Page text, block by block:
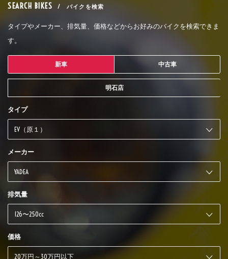
SEARCH BIKES / バイクを検索
タイプやメーカー、排気量、価格などからお好みのバイクを検索できま
す。
新車 中古車
明石店
タイプ
メーカー
排気量
価格